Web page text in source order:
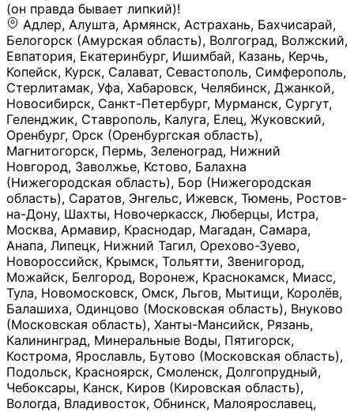
(он правда бывает липкий)!
Адлер, Алушта, Армянск, Астрахань, Бахчисарай,
Белогорск (Амурская область), Волгоград, Волжский,
Евпатория, Екатеринбург, Ишимбай, Казань, Керчь,
Копейск, Курск, Салават, Севастополь, Симферополь,
Стерлитамак, Уфа, Хабаровск, Челябинск, Джанкой,
Новосибирск, Санкт-Петербург, Мурманск, Сургут,
Геленджик, Ставрополь, Калуга, Елец, Жуковский,
Оренбург, Орск (Оренбургская область),
Магнитогорск, Пермь, Зеленоград, Нижний
Новгород, Заволжье, Кстово, Балахна
(Нижегородская область), Бор (Нижегородская
область), Саратов, Энгельс, Ижевск, Тюмень, Ростов-
на-Дону, Шахты, Новочеркасск, Люберцы, Истра,
Москва, Армавир, Краснодар, Магадан, Самара,
Анапа, Липецк, Нижний Тагил, Орехово-Зуево,
Новороссийск, Крымск, Тольятти, Звенигород,
Можайск, Белгород, Воронеж, Краснокамск, Миасс,
Тула, Новомосковск, Омск, Льгов, Мытищи, Королёв,
Балашиха, Одинцово (Московская область), Внуково
(Московская область), Ханты-Мансийск, Рязань,
Калининград, Минеральные Воды, Пятигорск,
Кострома, Ярославль, Бутово (Московская область),
Подольск, Красноярск, Смоленск, Долгопрудный,
Чебоксары, Канск, Киров (Кировская область),
Вологда, Владивосток, Обнинск, Малоярославец,